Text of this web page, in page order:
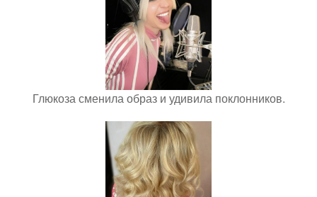
Глюкоза сменила образ и удивила поклонников.